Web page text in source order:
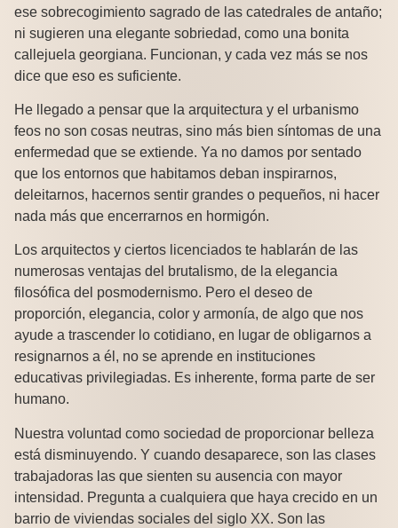
ese sobrecogimiento sagrado de las catedrales de antaño;
ni sugieren una elegante sobriedad, como una bonita
callejuela georgiana. Funcionan, y cada vez más se nos
dice que eso es suficiente.
He llegado a pensar que la arquitectura y el urbanismo
feos no son cosas neutras, sino más bien síntomas de una
enfermedad que se extiende. Ya no damos por sentado
que los entornos que habitamos deban inspirarnos,
deleitarnos, hacernos sentir grandes o pequeños, ni hacer
nada más que encerrarnos en hormigón.
Los arquitectos y ciertos licenciados te hablarán de las
numerosas ventajas del brutalismo, de la elegancia
filosófica del posmodernismo. Pero el deseo de
proporción, elegancia, color y armonía, de algo que nos
ayude a trascender lo cotidiano, en lugar de obligarnos a
resignarnos a él, no se aprende en instituciones
educativas privilegiadas. Es inherente, forma parte de ser
humano.
Nuestra voluntad como sociedad de proporcionar belleza
está disminuyendo. Y cuando desaparece, son las clases
trabajadoras las que sienten su ausencia con mayor
intensidad. Pregunta a cualquiera que haya crecido en un
barrio de viviendas sociales del siglo XX. Son las